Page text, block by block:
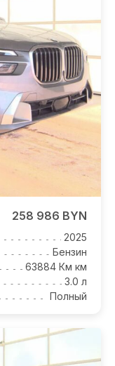
258 986 BYN
2025
Бензин
63884 Км км
3.0 л
Полный